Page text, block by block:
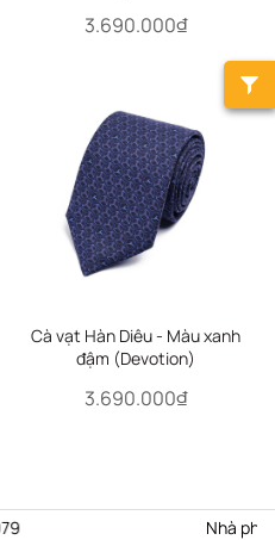
3.690.000₫
Cà vạt Hàn Diêu - Màu xanh
đậm (Devotion)
3.690.000₫
Nhà phân